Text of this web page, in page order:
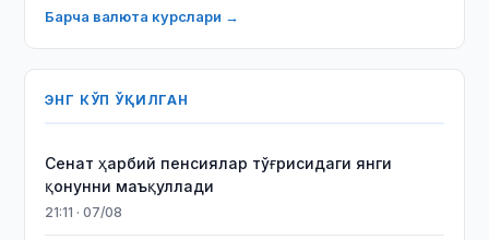
Барча валюта курслари →
ЭНГ КЎП ЎҚИЛГАН
Сенат ҳарбий пенсиялар тўғрисидаги янги
қонунни маъқуллади
21:11 · 07/08